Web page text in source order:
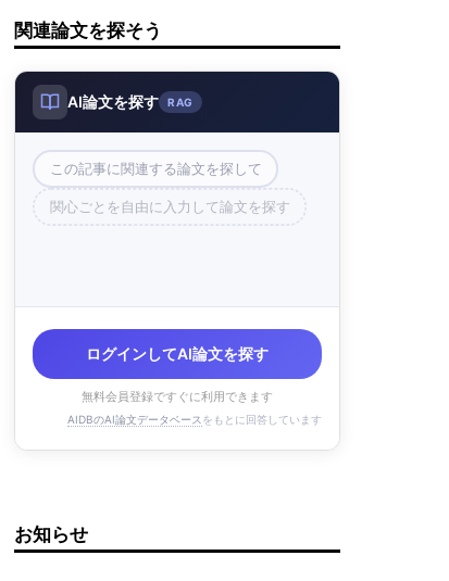
関連論文を探そう
AI論文を探す RAG
この記事に関連する論文を探して
関心ごとを自由に入力して論文を探す
ログインしてAI論文を探す
無料会員登録ですぐに利用できます
AIDBのAI論文データベース をもとに回答しています
お知らせ